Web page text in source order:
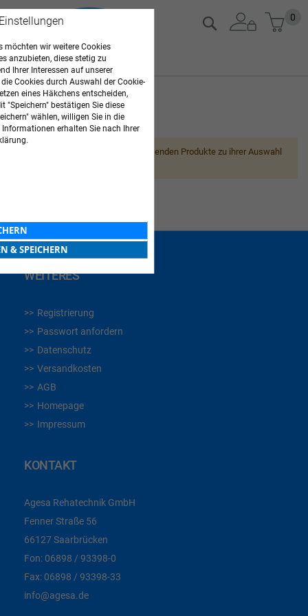
Zum
Inhalt
0
Suche
Leider können wir keine passenden Produkte zu ihrer Auswahl
ARZTBEDARF
WEITERES
Registrierung
Passwort anfordern
Datenschutz
Versandkosten
AGB
Homepage
Impressum
KONTAKT
Agesa Rehatechnik GmbH
Fenner Straße 56
66127 Saarbrücken
Fon: 06898 / 93398-0
Fax: 06898 / 93398-33
info@agesa.de
möchten wir weitere Cookies
anzubieten, diese stetig zu
Ihrer Interessen auf unserer
Cookies durch Auswahl der Cookie-
eines Häkchens entscheiden,
"Speichern" bestätigen Sie diese
wählen, willigen Sie in die
erhalten Sie nach Ihrer
& SPEICHERN